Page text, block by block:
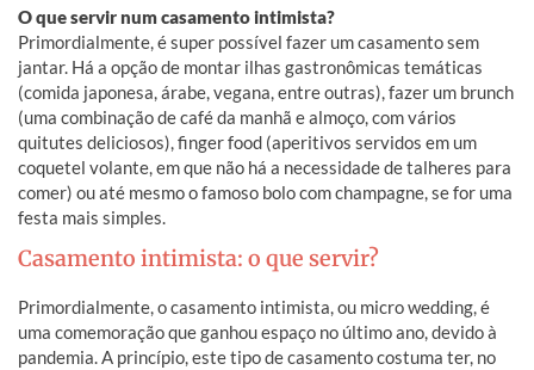
O que servir num casamento intimista?
Primordialmente, é super possível fazer um casamento sem
jantar. Há a opção de montar ilhas gastronômicas temáticas
(comida japonesa, árabe, vegana, entre outras), fazer um brunch
(uma combinação de café da manhã e almoço, com vários
quitutes deliciosos), finger food (aperitivos servidos em um
coquetel volante, em que não há a necessidade de talheres para
comer) ou até mesmo o famoso bolo com champagne, se for uma
festa mais simples.
Casamento intimista: o que servir?
Primordialmente, o casamento intimista, ou micro wedding, é
uma comemoração que ganhou espaço no último ano, devido à
pandemia. A princípio, este tipo de casamento costuma ter, no